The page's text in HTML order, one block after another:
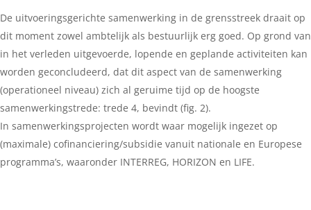
De uitvoeringsgerichte samenwerking in de grensstreek draait op
dit moment zowel ambtelijk als bestuurlijk erg goed. Op grond van
in het verleden uitgevoerde, lopende en geplande activiteiten kan
worden geconcludeerd, dat dit aspect van de samenwerking
(operationeel niveau) zich al geruime tijd op de hoogste
samenwerkingstrede: trede 4, bevindt (fig. 2).
In samenwerkingsprojecten wordt waar mogelijk ingezet op
(maximale) cofinanciering/subsidie vanuit nationale en Europese
programma’s, waaronder INTERREG, HORIZON en LIFE.